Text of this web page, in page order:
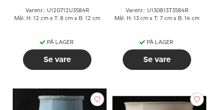
Varenr.: U120712U3584R
Mål: H: 12 cm x T: 8 cm x B: 12 cm
PÅ LAGER
Se vare
Varenr.: U130813T3584R
Mål: H: 13 cm x T: 7 cm x B: 14 cm
PÅ LAGER
Se vare